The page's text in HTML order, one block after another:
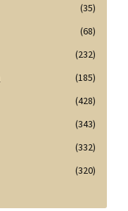
(35)
(68)
(232)
(185)
(428)
(343)
(332)
(320)